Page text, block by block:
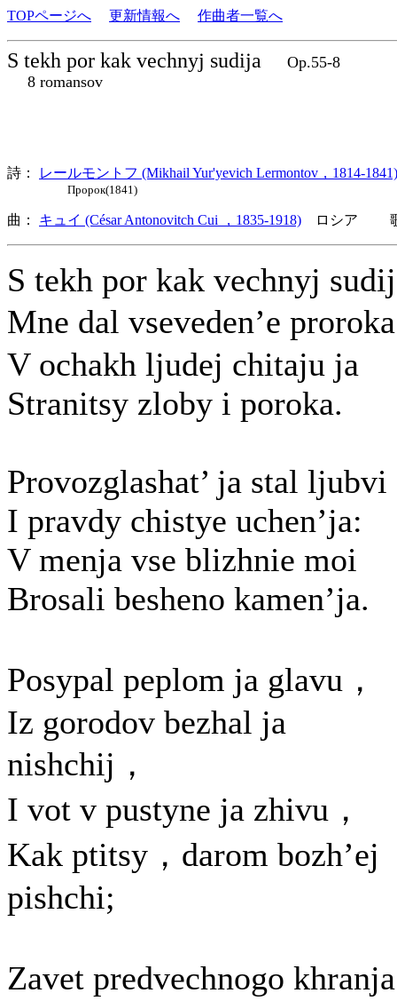
TOPページへ 更新情報へ 作曲者一覧へ
S tekh por kak vechnyj sudija
Op.55-8
8 romansov
詩： レールモントフ (Mikhail Yur'yevich Lermontov，1814-1841)
Пророк(1841)
曲： キュイ (César Antonovitch Cui ，1835-1918) ロシア 歌
S tekh por kak vechnyj
Mne dal vseveden’e
V ochakh ljudej chitaju ja
Stranitsy zloby i poroka.
Provozglashat’ ja stal ljubvi
I pravdy chistye uchen’ja:
V menja vse blizhnie moi
Brosali besheno kamen’ja.
Posypal peplom ja glavu，
Iz gorodov bezhal ja
nishchij，
I vot v pustyne ja zhivu，
Kak ptitsy，darom bozh’ej
pishchi;
Zavet predvechnogo